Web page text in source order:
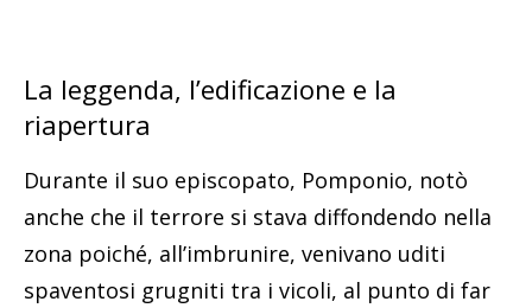
La leggenda, l’edificazione e la
riapertura
Durante il suo episcopato, Pomponio, notò
anche che il terrore si stava diffondendo nella
zona poiché, all’imbrunire, venivano uditi
spaventosi grugniti tra i vicoli, al punto di far